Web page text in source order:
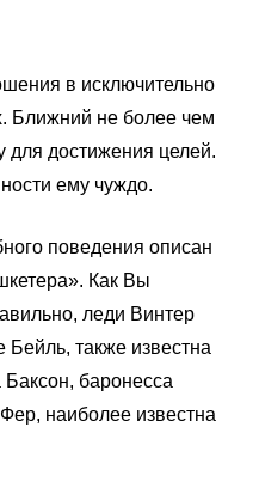
в исключительно
Ближний не более чем
для достижения целей.
ему чуждо.
поведения описан
Как Вы
леди Винтер
также известна
баронесса
наиболее известна